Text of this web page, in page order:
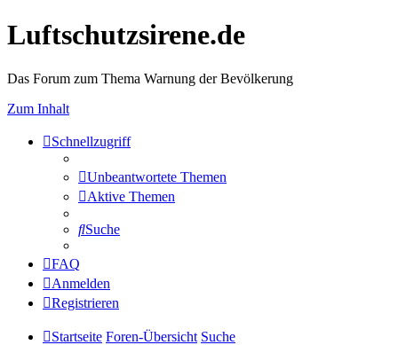
Luftschutzsirene.de
Das Forum zum Thema Warnung der Bevölkerung
Zum Inhalt
Schnellzugriff
Unbeantwortete Themen
Aktive Themen
Suche
FAQ
Anmelden
Registrieren
Startseite Foren-Übersicht Suche